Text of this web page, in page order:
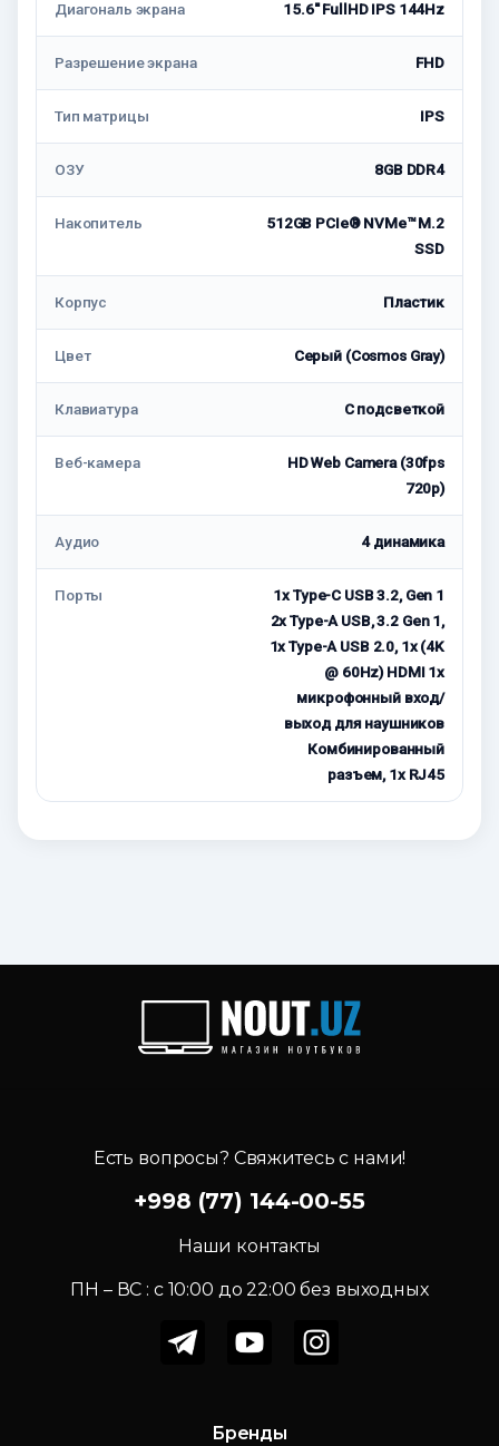
Диагональ экрана 15.6'' FullHD IPS 144Hz
Разрешение экрана FHD
Тип матрицы IPS
ОЗУ 8GB DDR4
Накопитель
512GB PCIe® NVMe™ M.2
SSD
Корпус Пластик
Цвет Серый (Cosmos Gray)
Клавиатура C подсветкой
Веб-камера
HD Web Camera (30fps
720p)
Аудио 4 динамика
Порты
1x Type-C USB 3.2, Gen 1
2x Type-A USB, 3.2 Gen 1,
1x Type-A USB 2.0, 1x (4K
@ 60Hz) HDMI 1x
микрофонный вход/
выход для наушников
Комбинированный
разъем, 1x RJ45
Есть вопросы? Свяжитесь с нами!
+998 (77) 144-00-55
Наши контакты
ПН – ВС : c 10:00 до 22:00 без выходных
Бренды